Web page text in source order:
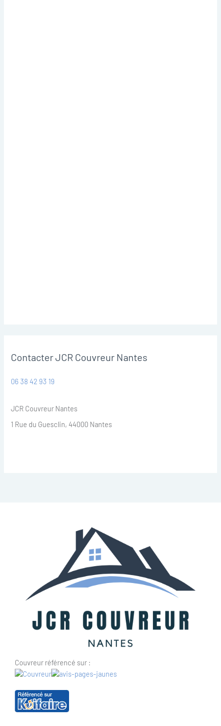
Contacter JCR Couvreur Nantes
06 38 42 93 19
JCR Couvreur Nantes
1 Rue du Guesclin, 44000 Nantes
Couvreur référencé sur :